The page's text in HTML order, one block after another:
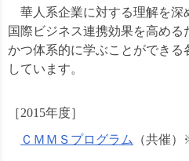
華人系企業に対する理解を深
国際ビジネス連携効果を高め
かつ体系的に学ぶことができる
しています。
［2015年度］
ＣＭＭＳプログラム
（共催